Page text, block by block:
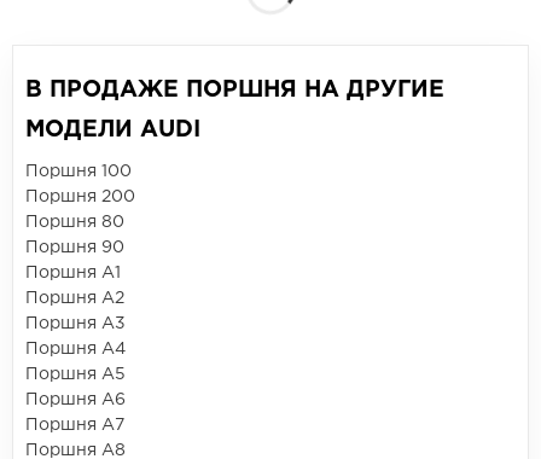
В ПРОДАЖЕ ПОРШНЯ НА ДРУГИЕ
МОДЕЛИ AUDI
Поршня 100
Поршня 200
Поршня 80
Поршня 90
Поршня A1
Поршня A2
Поршня A3
Поршня A4
Поршня A5
Поршня A6
Поршня A7
Поршня A8